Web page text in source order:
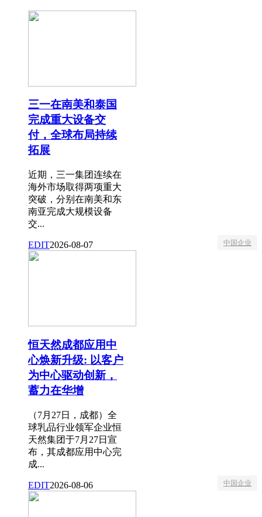
三一在南美和泰国
完成重大设备交
付，全球布局持续
拓展
近期，三一集团连续在
海外市场取得两项重大
突破，分别在南美和东
南亚完成大规模设备
交...
EDIT2026-08-07 中国企业
恒天然成都应用中
心焕新升级: 以客户
为中心驱动创新，
蓄力在华增
（7月27日，成都）全
球乳品行业领军企业恒
天然集团于7月27日宣
布，其成都应用中心完
成...
EDIT2026-08-06 中国企业